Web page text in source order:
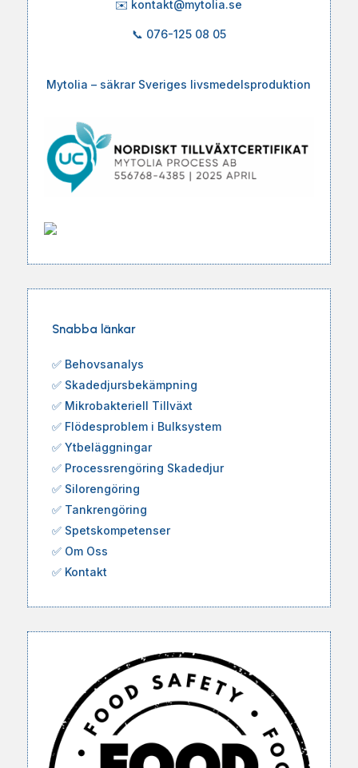
✉️ kontakt@mytolia.se
📞 076-125 08 05
Mytolia – säkrar Sveriges livsmedelsproduktion
Snabba länkar
✅ Behovsanalys
✅ Skadedjursbekämpning
✅ Mikrobakteriell Tillväxt
✅ Flödesproblem i Bulksystem
✅ Ytbeläggningar
✅ Processrengöring Skadedjur
✅ Silorengöring
✅ Tankrengöring
✅ Spetskompetenser
✅ Om Oss
✅ Kontakt